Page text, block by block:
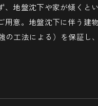
地盤沈下や家が傾くと
意。地盤沈下に伴う建
の工法による）を保証し